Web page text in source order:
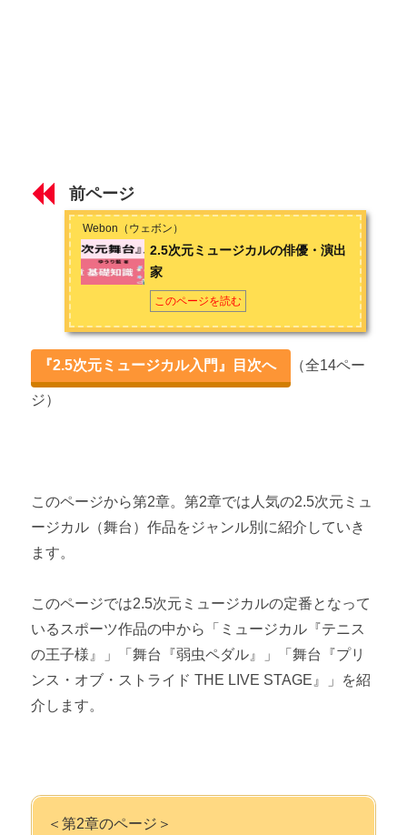
2.5次元舞台の男性向け作品 【けものフレンズ／Fate/Grand
Order 】
第3章 鑑賞方法
2.5次元舞台の鑑賞方法 【劇場編① チケット入手方法】
2.5次元舞台の鑑賞方法 【劇場編② 当日の持ち物／物販／マナ
ー】
2.5次元舞台の鑑賞方法 【ライブビューイング編】
前ページ
Webon（ウェボン）
2.5次元ミュージカルの俳優・演出
家
このページを読む
『2.5次元ミュージカル入門』目次へ （全14ペー
ジ）
このページから第2章。第2章では人気の2.5次元ミュ
ージカル（舞台）作品をジャンル別に紹介していき
ます。
このページでは2.5次元ミュージカルの定番となって
いるスポーツ作品の中から「ミュージカル『テニス
の王子様』」「舞台『弱虫ペダル』」「舞台『プリ
ンス・オブ・ストライド THE LIVE STAGE』」を紹
介します。
＜第2章のページ＞